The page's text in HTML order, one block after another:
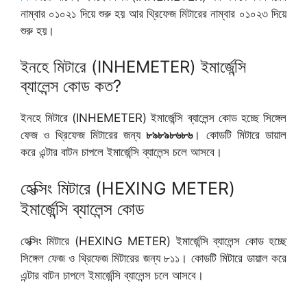
নাম্বার ০১০২১ দিয়ে শুরু হয় আর থ্রিফেজ মিটারের নাম্বার ০১০২৩ দিয়ে
শুরু হয়।
ইনহে মিটারে (INHEMETER) ইমার্জেন্সি
ব্যালেন্স কোড কত?
ইনহে মিটারে (INHEMETER) ইমার্জেন্সি ব্যালেন্স কোড হচ্ছে সিঙ্গেল
ফেজ ও থ্রিফেজ মিটারের জন্য৮৯৮৯৮৬৮৬। কোডটি মিটারে ডায়াল
করে এন্টার বাটন চাপলে ইমার্জেন্সি ব্যালেন্স চলে আসবে।
হেক্সিং মিটারে (HEXING METER)
ইমার্জেন্সি ব্যালেন্স কোড
হেক্সিং মিটারে (HEXING METER) ইমার্জেন্সি ব্যালেন্স কোড হচ্ছে
সিঙ্গেল ফেজ ও থ্রিফেজ মিটারের জন্য ৮১১। কোডটি মিটারে ডায়াল করে
এন্টার বাটন চাপলে ইমার্জেন্সি ব্যালেন্স চলে আসবে।